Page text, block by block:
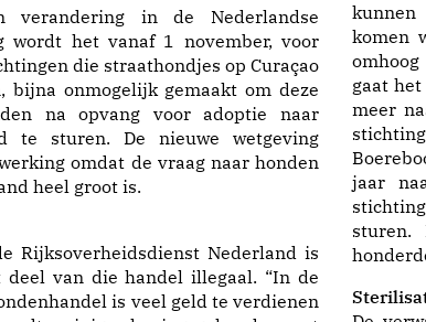
verandering in de Nederlandse
wordt het vanaf 1 november, voor
die straathondjes op Curaçao
bijna onmogelijk gemaakt om deze
na opvang voor adoptie naar
te sturen. De nieuwe wetgeving
omdat de vraag naar honden
heel groot is.
Rijksoverheidsdienst Nederland is
deel van die handel illegaal. “In de
is veel geld te verdienen
kunnen
komen
gaat
meer
jaar
sturen.